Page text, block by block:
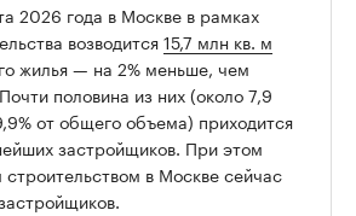
2026 года в Москве в рамках
возводится15,7 млн кв. м
жилья — на 2% меньше, чем
половина из них (около 7,9
от общего объема) приходится
застройщиков. При этом
в Москве сейчас